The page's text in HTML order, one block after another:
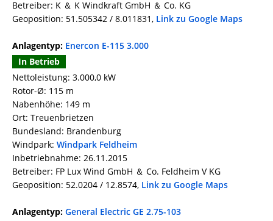
Betreiber: K ＆ K Windkraft GmbH ＆ Co. KG
Geoposition: 51.505342 / 8.011831, Link zu Google Maps
Anlagentyp: Enercon E-115 3.000
In Betrieb
Nettoleistung: 3.000,0 kW
Rotor-Ø: 115 m
Nabenhöhe: 149 m
Ort: Treuenbrietzen
Bundesland: Brandenburg
Windpark: Windpark Feldheim
Inbetriebnahme: 26.11.2015
Betreiber: FP Lux Wind GmbH ＆ Co. Feldheim V KG
Geoposition: 52.0204 / 12.8574, Link zu Google Maps
Anlagentyp: General Electric GE 2.75-103